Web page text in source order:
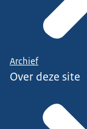
Archief
Over deze site